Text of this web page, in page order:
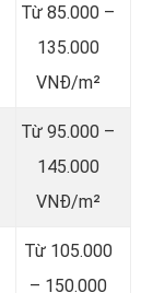
Từ 85.000 –
135.000
VNĐ/m²
Từ 95.000 –
145.000
VNĐ/m²
Từ 105.000
– 150.000